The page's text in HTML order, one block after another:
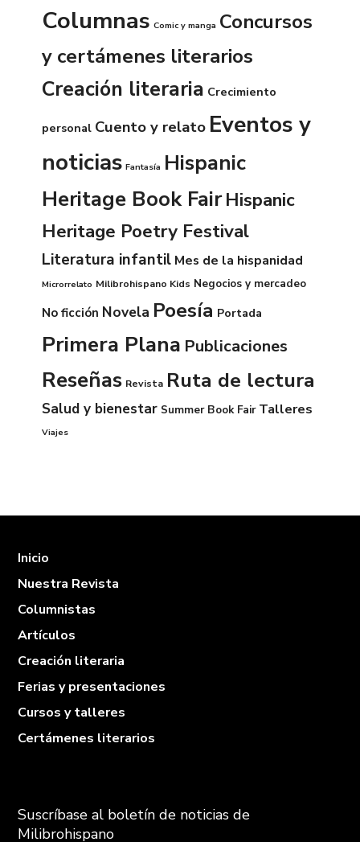
Columnas Comic y manga Concursos
y certámenes literarios
Creación literaria Crecimiento
personal Cuento y relato Eventos y
noticias Fantasía Hispanic
Heritage Book FairHispanic
Heritage Poetry Festival
Literatura infantil Mes de la hispanidad
Microrrelato Milibrohispano Kids Negocios y mercadeo
No ficción Novela Poesía Portada
Primera Plana Publicaciones
Reseñas Revista Ruta de lectura
Salud y bienestar Summer Book Fair Talleres
Viajes
Inicio
Nuestra Revista
Columnistas
Artículos
Creación literaria
Ferias y presentaciones
Cursos y talleres
Certámenes literarios
Suscríbase al boletín de noticias de
Milibrohispano